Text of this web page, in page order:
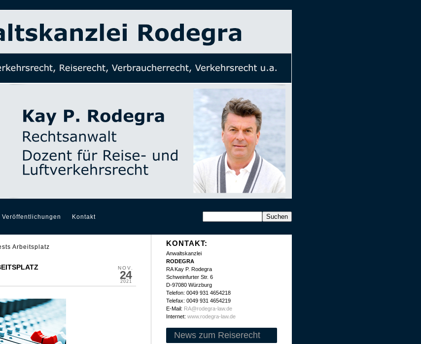
Veröffentlichungen Kontakt
Arbeitsplatz
NOV.
24
2021
KONTAKT:
Anwaltskanzlei
RODEGRA
RA Kay P. Rodegra
Schweinfurter Str. 6
D-97080 Würzburg
Telefon: 0049 931 4654218
Telefax: 0049 931 4654219
E-Mail: RA@rodegra-law.de
Internet: www.rodegra-law.de
News zum Reiserecht